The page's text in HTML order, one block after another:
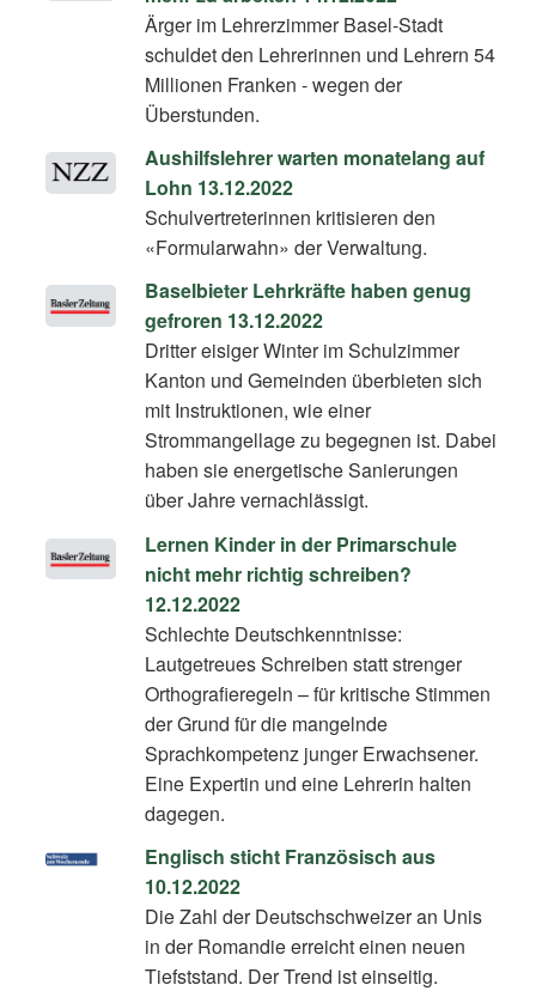
Ärger im Lehrerzimmer Basel-Stadt
schuldet den Lehrerinnen und Lehrern 54
Millionen Franken - wegen der
Überstunden.
Aushilfslehrer warten monatelang auf
Lohn 13.12.2022
Schulvertreterinnen kritisieren den
«Formularwahn» der Verwaltung.
Baselbieter Lehrkräfte haben genug
gefroren 13.12.2022
Dritter eisiger Winter im Schulzimmer
Kanton und Gemeinden überbieten sich
mit Instruktionen, wie einer
Strommangellage zu begegnen ist. Dabei
haben sie energetische Sanierungen
über Jahre vernachlässigt.
Lernen Kinder in der Primarschule
nicht mehr richtig schreiben?
12.12.2022
Schlechte Deutschkenntnisse:
Lautgetreues Schreiben statt strenger
Orthografieregeln – für kritische Stimmen
der Grund für die mangelnde
Sprachkompetenz junger Erwachsener.
Eine Expertin und eine Lehrerin halten
dagegen.
Englisch sticht Französisch aus
10.12.2022
Die Zahl der Deutschschweizer an Unis
in der Romandie erreicht einen neuen
Tiefststand. Der Trend ist einseitig.